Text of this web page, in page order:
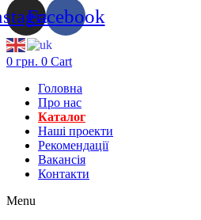
Facebook
0 грн. 0 Cart
Головна
Про нас
Каталог
Нашi проекти
Рекомендації
Вакансiя
Контакти
Menu